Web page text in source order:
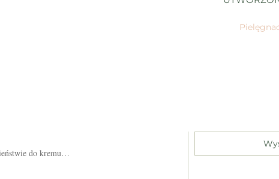
do kremu…